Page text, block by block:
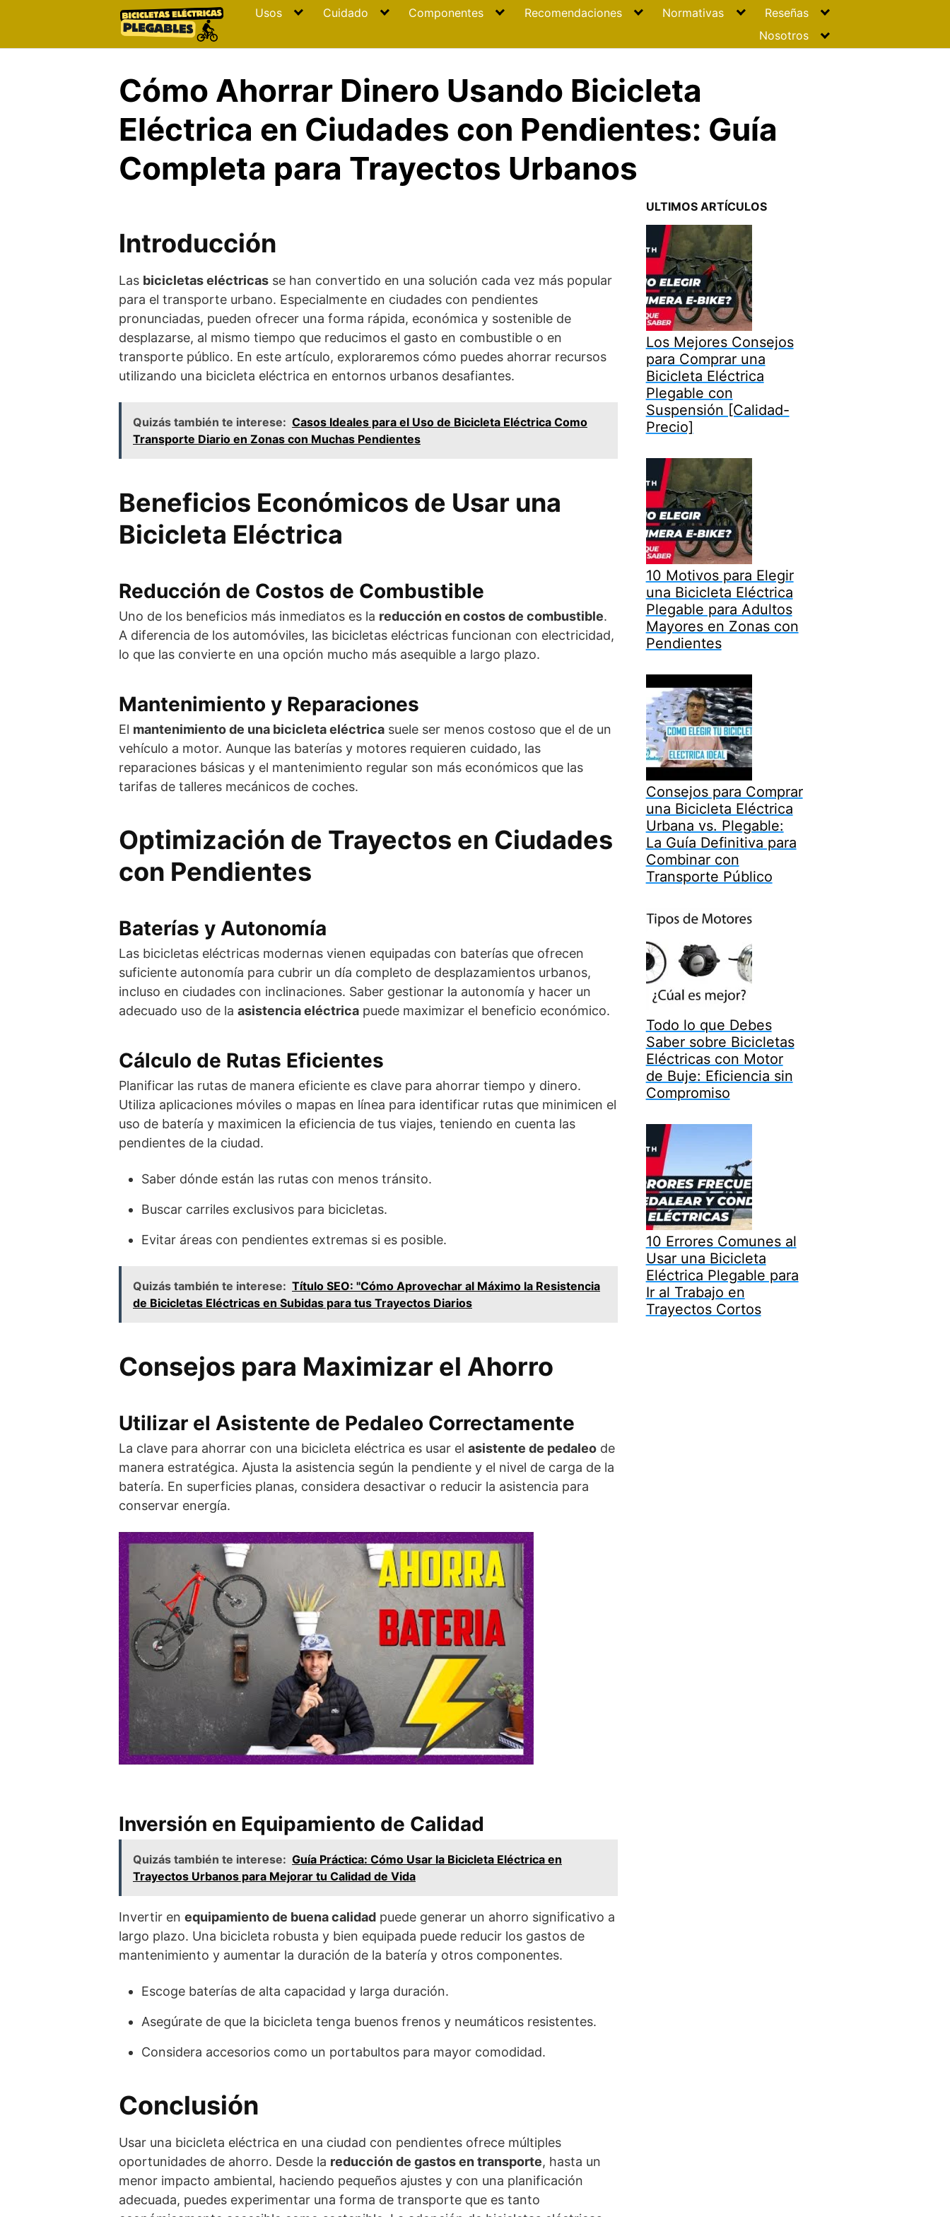
Usos Cuidado Componentes Recomendaciones Normativas
Reseñas
Nosotros
Cómo Ahorrar Dinero Usando Bicicleta
Eléctrica en Ciudades con Pendientes: Guía
Completa para Trayectos Urbanos
Introducción
Las bicicletas eléctricas se han convertido en una solución cada vez más popular
para el transporte urbano. Especialmente en ciudades con pendientes
pronunciadas, pueden ofrecer una forma rápida, económica y sostenible de
desplazarse, al mismo tiempo que reducimos el gasto en combustible o en
transporte público. En este artículo, exploraremos cómo puedes ahorrar recursos
utilizando una bicicleta eléctrica en entornos urbanos desafiantes.
Quizás también te interese: Casos Ideales para el Uso de Bicicleta Eléctrica Como
Transporte Diario en Zonas con Muchas Pendientes
Beneficios Económicos de Usar una
Bicicleta Eléctrica
Reducción de Costos de Combustible
Uno de los beneficios más inmediatos es la reducción en costos de combustible.
A diferencia de los automóviles, las bicicletas eléctricas funcionan con electricidad,
lo que las convierte en una opción mucho más asequible a largo plazo.
Mantenimiento y Reparaciones
El mantenimiento de una bicicleta eléctrica suele ser menos costoso que el de un
vehículo a motor. Aunque las baterías y motores requieren cuidado, las
reparaciones básicas y el mantenimiento regular son más económicos que las
tarifas de talleres mecánicos de coches.
Optimización de Trayectos en Ciudades
con Pendientes
Baterías y Autonomía
Las bicicletas eléctricas modernas vienen equipadas con baterías que ofrecen
suficiente autonomía para cubrir un día completo de desplazamientos urbanos,
incluso en ciudades con inclinaciones. Saber gestionar la autonomía y hacer un
adecuado uso de la asistencia eléctrica puede maximizar el beneficio económico.
Cálculo de Rutas Eficientes
Planificar las rutas de manera eficiente es clave para ahorrar tiempo y dinero.
Utiliza aplicaciones móviles o mapas en línea para identificar rutas que minimicen el
uso de batería y maximicen la eficiencia de tus viajes, teniendo en cuenta las
pendientes de la ciudad.
Saber dónde están las rutas con menos tránsito.
Buscar carriles exclusivos para bicicletas.
Evitar áreas con pendientes extremas si es posible.
Quizás también te interese: Título SEO: "Cómo Aprovechar al Máximo la Resistencia
de Bicicletas Eléctricas en Subidas para tus Trayectos Diarios
Consejos para Maximizar el Ahorro
Utilizar el Asistente de Pedaleo Correctamente
La clave para ahorrar con una bicicleta eléctrica es usar el asistente de pedaleo de
manera estratégica. Ajusta la asistencia según la pendiente y el nivel de carga de la
batería. En superficies planas, considera desactivar o reducir la asistencia para
conservar energía.
Inversión en Equipamiento de Calidad
Quizás también te interese: Guía Práctica: Cómo Usar la Bicicleta Eléctrica en
Trayectos Urbanos para Mejorar tu Calidad de Vida
Invertir en equipamiento de buena calidad puede generar un ahorro significativo a
largo plazo. Una bicicleta robusta y bien equipada puede reducir los gastos de
mantenimiento y aumentar la duración de la batería y otros componentes.
Escoge baterías de alta capacidad y larga duración.
Asegúrate de que la bicicleta tenga buenos frenos y neumáticos resistentes.
Considera accesorios como un portabultos para mayor comodidad.
Conclusión
Usar una bicicleta eléctrica en una ciudad con pendientes ofrece múltiples
oportunidades de ahorro. Desde la reducción de gastos en transporte, hasta un
menor impacto ambiental, haciendo pequeños ajustes y con una planificación
adecuada, puedes experimentar una forma de transporte que es tanto
ULTIMOS ARTÍCULOS
Los Mejores Consejos
para Comprar una
Bicicleta Eléctrica
Plegable con
Suspensión [Calidad-
Precio]
10 Motivos para Elegir
una Bicicleta Eléctrica
Plegable para Adultos
Mayores en Zonas con
Pendientes
Consejos para Comprar
una Bicicleta Eléctrica
Urbana vs. Plegable:
La Guía Definitiva para
Combinar con
Transporte Público
Todo lo que Debes
Saber sobre Bicicletas
Eléctricas con Motor
de Buje: Eficiencia sin
Compromiso
10 Errores Comunes al
Usar una Bicicleta
Eléctrica Plegable para
Ir al Trabajo en
Trayectos Cortos